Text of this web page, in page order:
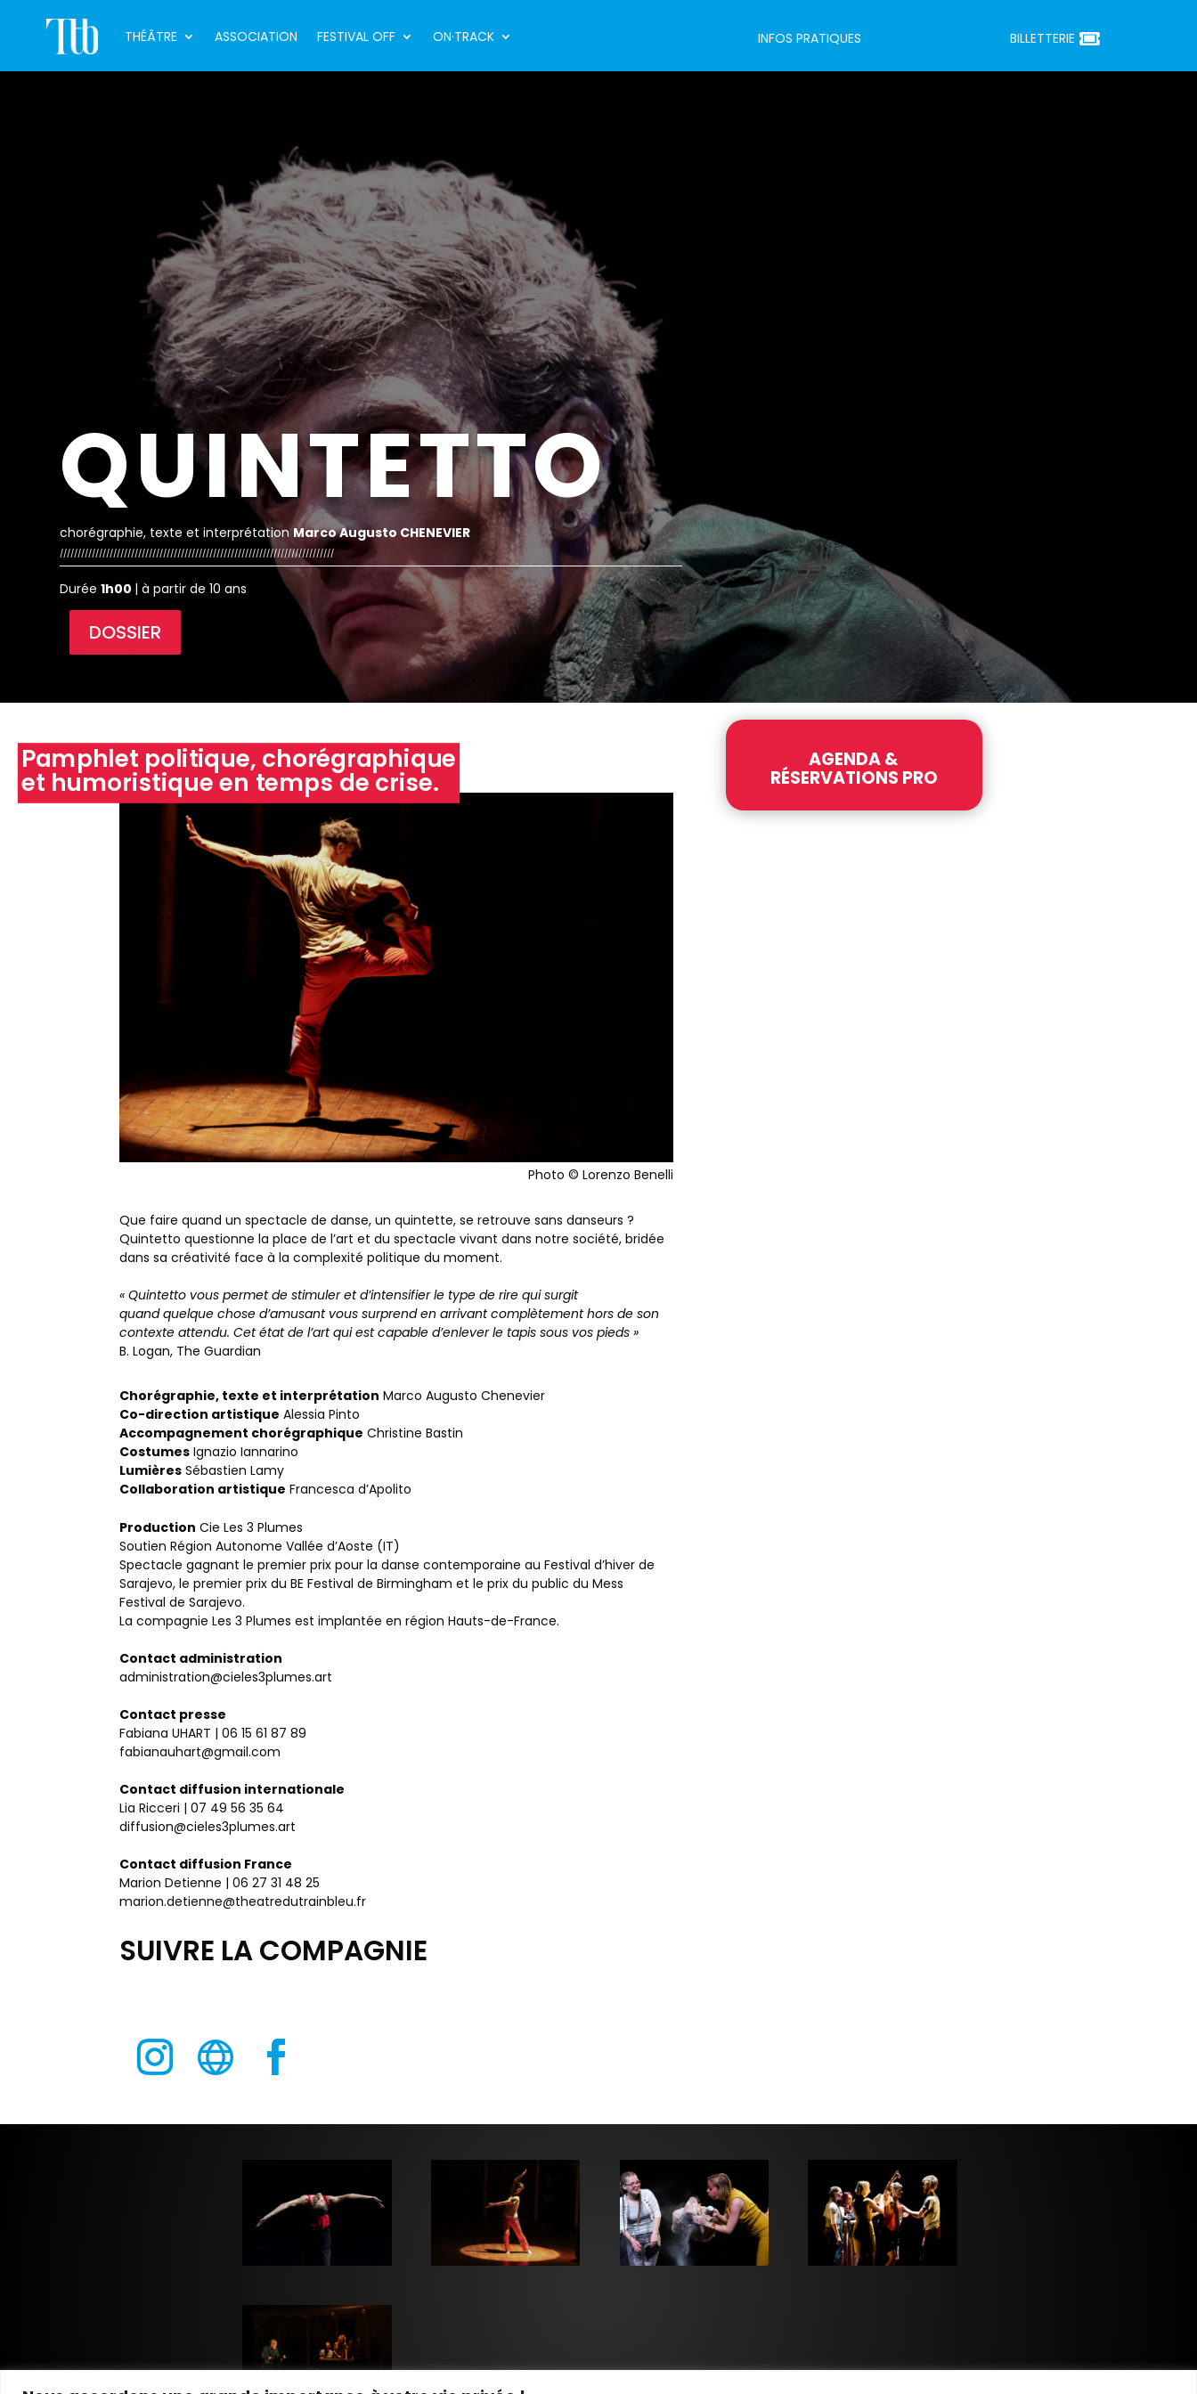
THÉÂTRE ASSOCIATION FESTIVAL OFF ON·TRACK INFOS PRATIQUES BILLETTERIE
QUINTETTO
chorégraphie, texte et interprétationMarco Augusto CHENEVIER
/////////////////////////////////////////////////////////////////////////////
Durée1h00 | à partir de 10 ans
DOSSIER
Pamphlet politique, chorégraphique
et humoristique en temps de crise.
Photo © Lorenzo Benelli
Que faire quand un spectacle de danse, un quintette, se retrouve sans danseurs ?
Quintetto questionne la place de l’art et du spectacle vivant dans notre société, bridée
dans sa créativité face à la complexité politique du moment.
« Quintetto vous permet de stimuler et d’intensifier le type de rire qui surgit
quand quelque chose d’amusant vous surprend en arrivant complètement hors de son
contexte attendu. Cet état de l’art qui est capable d’enlever le tapis sous vos pieds »
B. Logan, The Guardian
Chorégraphie, texte et interprétation Marco Augusto Chenevier
Co-direction artistique Alessia Pinto
Accompagnement chorégraphique Christine Bastin
Costumes Ignazio Iannarino
Lumières Sébastien Lamy
Collaboration artistique Francesca d’Apolito
Production Cie Les 3 Plumes
Soutien Région Autonome Vallée d’Aoste (IT)
Spectacle gagnant le premier prix pour la danse contemporaine au Festival d’hiver de
Sarajevo, le premier prix du BE Festival de Birmingham et le prix du public du Mess
Festival de Sarajevo.
La compagnie Les 3 Plumes est implantée en région Hauts-de-France.
Contact administration
administration@cieles3plumes.art
Contact presse
Fabiana UHART | 06 15 61 87 89
fabianauhart@gmail.com
Contact diffusion internationale
Lia Ricceri | 07 49 56 35 64
diffusion@cieles3plumes.art
Contact diffusion France
Marion Detienne | 06 27 31 48 25
marion.detienne@theatredutrainbleu.fr
SUIVRE LA COMPAGNIE
AGENDA &
RÉSERVATIONS PRO